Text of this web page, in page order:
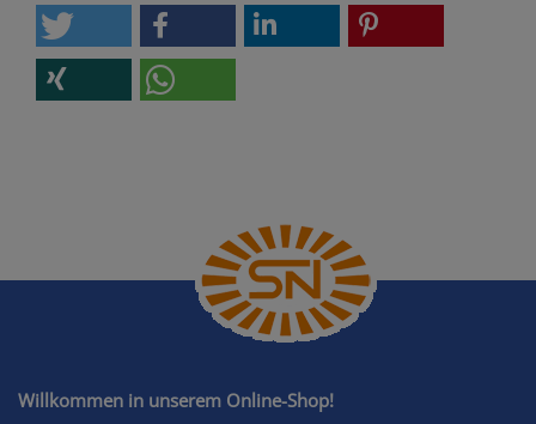
Willkommen in unserem Online-Shop!